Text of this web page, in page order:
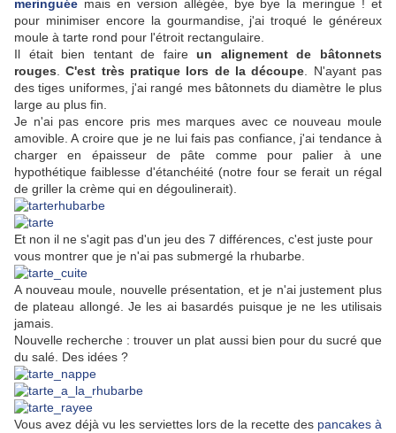
meringuée mais en version allégée, bye bye la meringue ! et
pour minimiser encore la gourmandise, j'ai troqué le généreux
moule à tarte rond pour l'étroit rectangulaire.
Il était bien tentant de faireun alignement de bâtonnets
rouges .C'est très pratique lors de la découpe . N'ayant pas
des tiges uniformes, j'ai rangé mes bâtonnets du diamètre le plus
large au plus fin.
Je n'ai pas encore pris mes marques avec ce nouveau moule
amovible. A croire que je ne lui fais pas confiance, j'ai tendance à
charger en épaisseur de pâte comme pour palier à une
hypothétique faiblesse d'étanchéité (notre four se ferait un régal
de griller la crème qui en dégoulinerait).
Et non il ne s'agit pas d'un jeu des 7 différences, c'est juste pour
vous montrer que je n'ai pas submergé la rhubarbe.
A nouveau moule, nouvelle présentation, et je n'ai justement plus
de plateau allongé. Je les ai basardés puisque je ne les utilisais
jamais.
Nouvelle recherche : trouver un plat aussi bien pour du sucré que
du salé. Des idées ?
Vous avez déjà vu les serviettes lors de la recette des pancakes à